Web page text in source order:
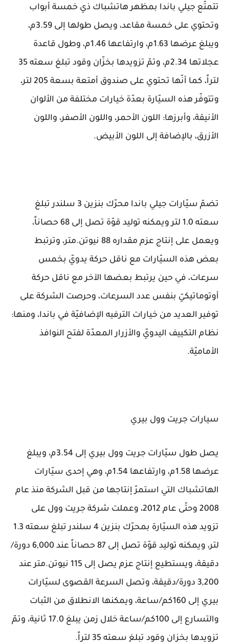
تتمتّع جيلي باندا بمظهر هاتشباك ذي خمسة أبواب
وتحتوي على خمسة مقاعد، ويصل طولها إلى 3.59م،
ويبلغ عرضها 1.63م، وارتفاعها 1.46م، وطول قاعدة
عجلاتها 2.34م، وتمّ تزويدها بخزّان وقود تبلغ سعته 35
لتراً، كما أنّها تحتوي على صندوق أمتعة بسعة 205 لتر،
وتتوفّر هذه السيّارة بعدّة خيارات مختلفة من الألوان
الأنيقة، وأبرزها: اللون الأحمر، واللون الأصفر، واللون
الأزرق، بالإضافة إلى اللون الأبيض.
تضمّ سيّارات جيلي باندا محرّك بنزين 3 سلندر تبلغ
سعته 1.0 لتر ويمكنه توليد قوّة تصل إلى 68 حصاناً،
ويعمل على إنتاج عزم مقداره 88 نيوتن.متر، وترتبط
بعض هذه السيّارات مع ناقل حركة يدويّ بخمس
سرعات، في حين يرتبط بعضها الآخر مع ناقل حركة
أوتوماتيكيّ بنفس عدد السرعات، وحرصت الشركة على
توفير العديد من خيارات الترفيه الإضافيّة في باندا، ومنها:
نظام التكييف اليدويّ والأزرار المعدّة لفتح النوافذ
الأماميّة.
سيارات جريت وول بيري
يصل طول سيّارات جريت وول بيري إلى 3.54م، ويبلغ
عرضها 1.58م، وارتفاعها 1.54م، وهي إحدى سيّارات
الهاتشباك التي استمرّ إنتاجها من قبل الشركة منذ عام
2008 وحتّى عام 2012، وعملت شركة جريت وول على
تزويد هذه السيّارة بمحرّك بنزين 4 سلندر تبلغ سعته 1.3
لتر، ويمكنه توليد قوّة تصل إلى 87 حصاناً عند 6,000 دورة/
دقيقة، ويستطيع إنتاج عزم يصل إلى 115 نيوتن.متر عند
3,200 دورة/دقيقة، وتصل السرعة القصوى لسيّارات
بيري إلى 160كم/ساعة، ويمكنها الانطلاق من الثبات
والتسارع إلى 100كم/ساعة خلال زمن يبلغ 17.0 ثانية، وتمّ
تزويدها بخزان وقود تبلغ سعته 35 لتراً.